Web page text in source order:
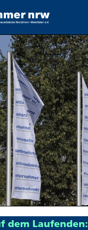
dem Laufenden: